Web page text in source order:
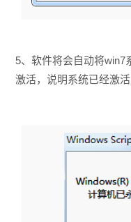
5、软件将会自动将win7
激活，说明系统已经激